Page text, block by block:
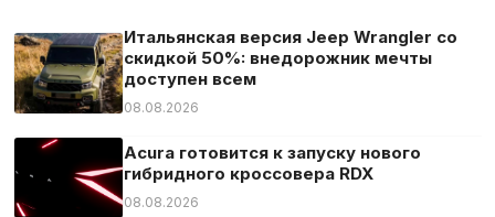
Итальянская версия Jeep Wrangler со
скидкой 50%: внедорожник мечты
доступен всем
08.08.2026
Acura готовится к запуску нового
гибридного кроссовера RDX
08.08.2026